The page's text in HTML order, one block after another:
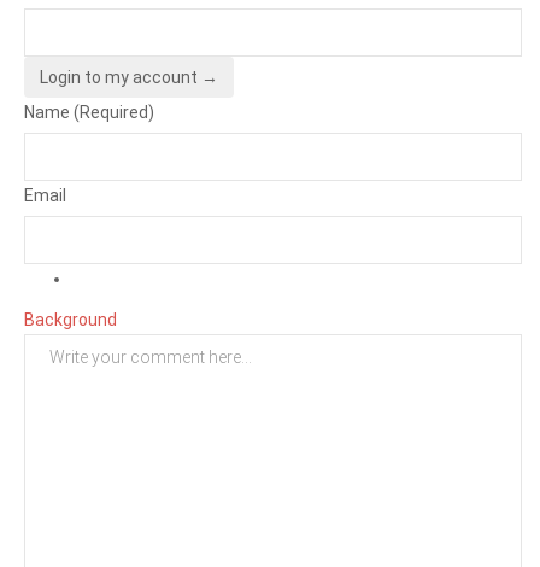
Login to my account →
Name (Required)
Email
Background